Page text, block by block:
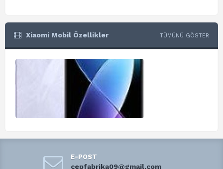
Xiaomi Mobil Özellikler TÜMÜNÜ GÖSTER
E-POST
cepfabrika09@gmail.com